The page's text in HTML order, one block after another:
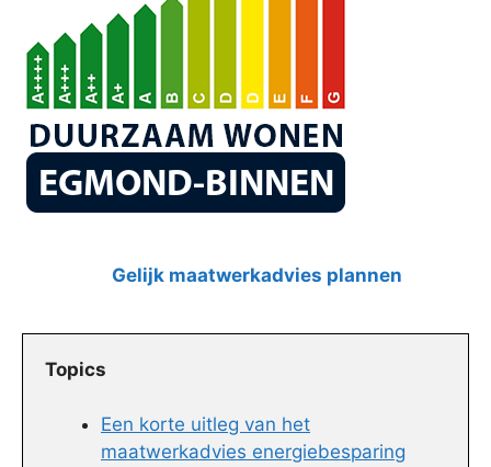
Gelijk maatwerkadvies plannen
Topics
Een korte uitleg van het
maatwerkadvies energiebesparing